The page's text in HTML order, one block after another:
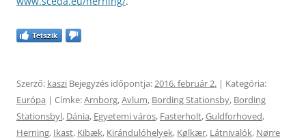
Tetszik
Szerző: kaszi Bejegyzés időpontja:2016. február 2. | Kategória:
Európa | Címke:Arnborg,Avlum, Bording Stationsby, Bording
Stationsbyl, Dánia, Egyetemi város, Fasterholt,Guldforhoved,
Herning, Ikast, Kibæk, Kirándulóhelyek, Kølkær, Látnivalók, Nørre